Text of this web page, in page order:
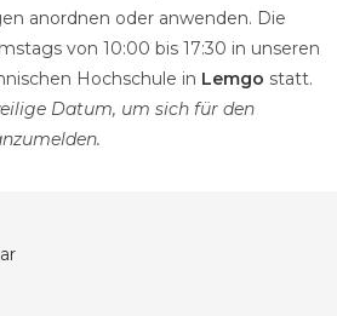
anordnen oder anwenden. Die
von 10:00 bis 17:30 in unseren
Hochschule in Lemgo statt.
Datum, um sich für den